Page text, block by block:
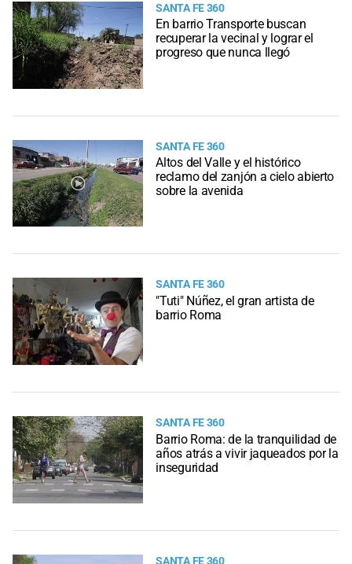
SANTA FE 360
En barrio Transporte buscan
recuperar la vecinal y lograr el
progreso que nunca llegó
SANTA FE 360
Altos del Valle y el histórico
reclamo del zanjón a cielo abierto
sobre la avenida
SANTA FE 360
"Tuti" Núñez, el gran artista de
barrio Roma
SANTA FE 360
Barrio Roma: de la tranquilidad de
años atrás a vivir jaqueados por la
inseguridad